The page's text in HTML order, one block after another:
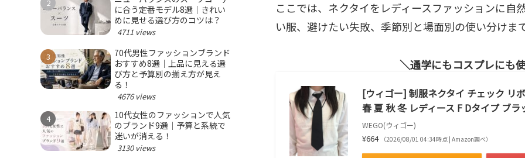
ここでは、ネクタイをレディースファッションに
い服、避けたい失敗、季節別と場面別の使い分けま
通学にもコスプレにも
[ウィゴー] 制服ネクタイ チェック リ
春 夏 秋 冬 レディース F Dタイプ ブラ
WEGO(ウィゴー)
¥664 （2026/08/01 04:34時点 | Amazon調べ）
に合う定番モデル8選｜きれい
めに見せる選び方のコツは？
4711 views
70代男性ファッションブランド
おすすめ8選｜上品に見える選
び方と予算別の揃え方が見え
る！
4676 views
10代女性のファッションで人気
のブランド9選｜予算と系統で
迷いが消える！
3130 views